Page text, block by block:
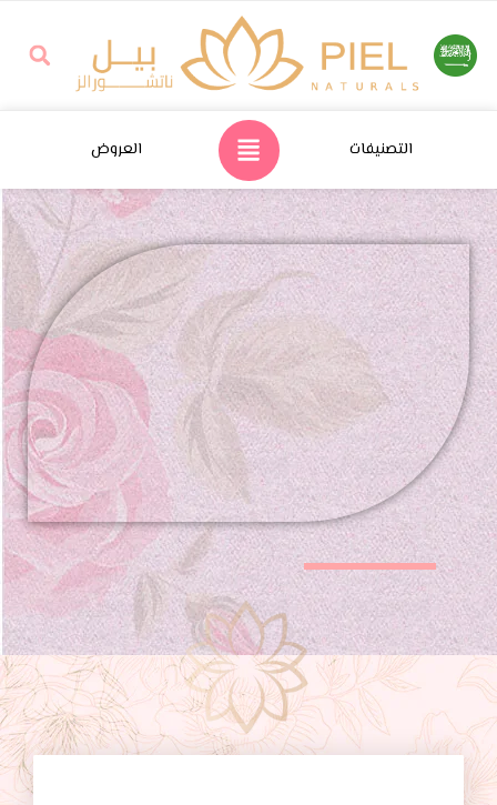
التصنيفات العروض